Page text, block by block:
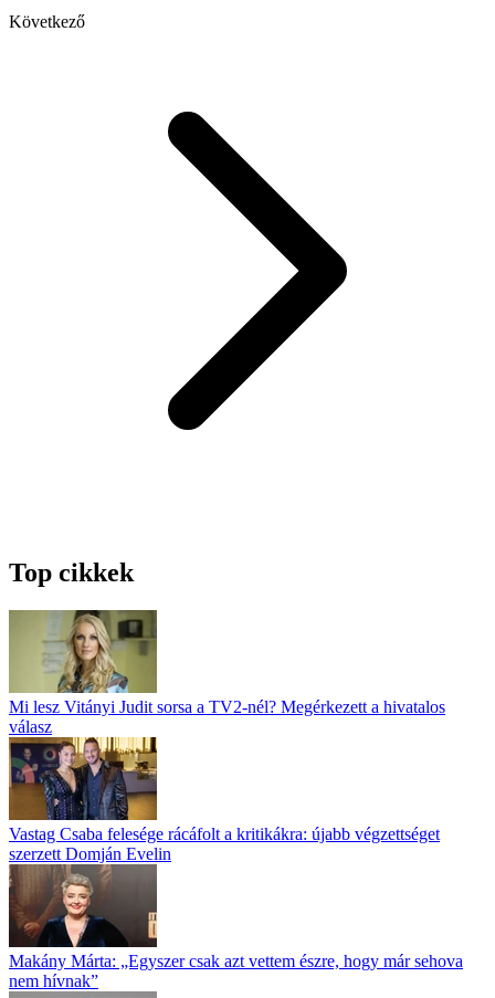
Következő
Top cikkek
Mi lesz Vitányi Judit sorsa a TV2-nél? Megérkezett a hivatalos
válasz
Vastag Csaba felesége rácáfolt a kritikákra: újabb végzettséget
szerzett Domján Evelin
Makány Márta: „Egyszer csak azt vettem észre, hogy már sehova
nem hívnak”